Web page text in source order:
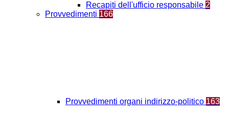
Recapiti dell'ufficio responsabile 2
Provvedimenti 166
Provvedimenti organi indirizzo-politico 163